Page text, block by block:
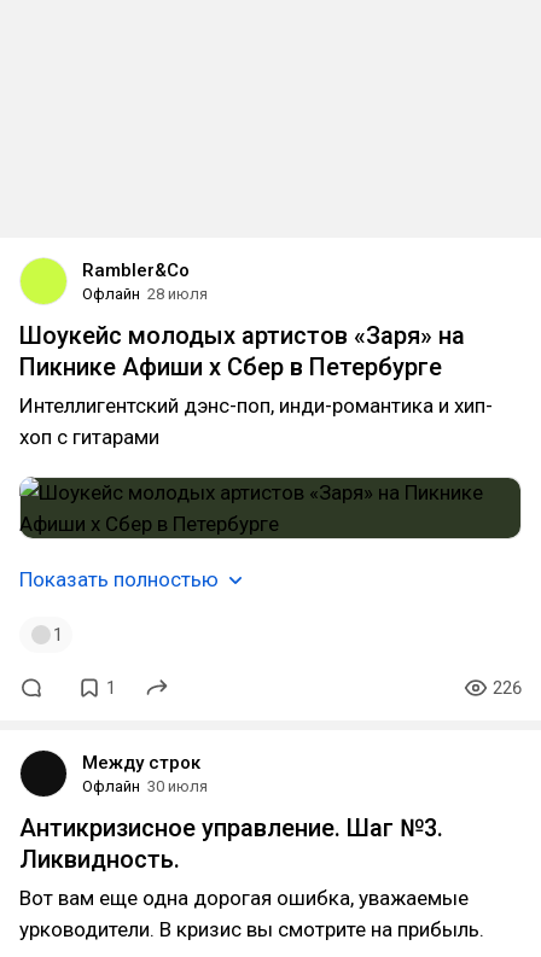
Rambler&Co
Офлайн 28 июля
Шоукейс молодых артистов «Заря» на
Пикнике Афиши x Сбер в Петербурге
Интеллигентский дэнс-поп, инди-романтика и хип-
хоп с гитарами
Показать полностью
1
1 226
Между строк
Офлайн 30 июля
Антикризисное управление. Шаг №3.
Ликвидность.
Вот вам еще одна дорогая ошибка, уважаемые
урководители. В кризис вы смотрите на прибыль.